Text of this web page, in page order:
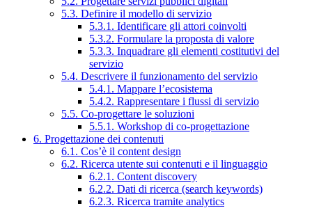
5.3. Definire il modello di servizio
5.3.1. Identificare gli attori coinvolti
5.3.2. Formulare la proposta di valore
5.3.3. Inquadrare gli elementi costitutivi del
servizio
5.4. Descrivere il funzionamento del servizio
5.4.1. Mappare l’ecosistema
5.4.2. Rappresentare i flussi di servizio
5.5. Co-progettare le soluzioni
5.5.1. Workshop di co-progettazione
6. Progettazione dei contenuti
6.1. Cos’è il content design
6.2. Ricerca utente sui contenuti e il linguaggio
6.2.1. Content discovery
6.2.2. Dati di ricerca (search keywords)
6.2.3. Ricerca tramite analytics